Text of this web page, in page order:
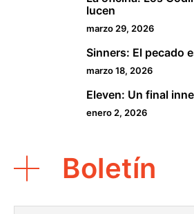
lucen
marzo 29, 2026
Sinners: El pecado
marzo 18, 2026
Eleven: Un final
enero 2, 2026
Boletín